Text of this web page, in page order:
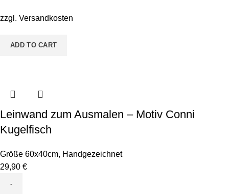
zzgl. Versandkosten
ADD TO CART
Leinwand zum Ausmalen – Motiv Conni
Kugelfisch
Größe 60x40cm, Handgezeichnet
29,90 €